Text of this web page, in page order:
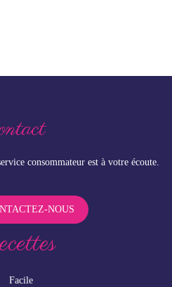
consommateur est à votre écoute.
NOUS
Facile